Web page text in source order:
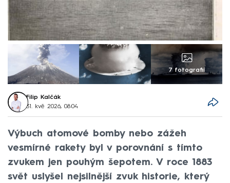
7 fotografií
Filip Kalčák
31. kvě 2026, 08:04
Výbuch atomové bomby nebo zážeh
vesmírné rakety byl v porovnání s tímto
zvukem jen pouhým šepotem. V roce 1883
svět uslyšel nejsilnější zvuk historie, který